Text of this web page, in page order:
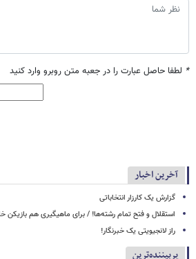
* لطفا حاصل عبارت را در جعبه متن روبرو وارد کنید
آخرین اخبار
گزارش یک کارزار انتخاباتی
استقلال و فتح تمام رشته‌ها! / برای ماهیگیری هم بازیکن
راز لانجیویتی یک خبرنگار!
پربیننده‌ترین